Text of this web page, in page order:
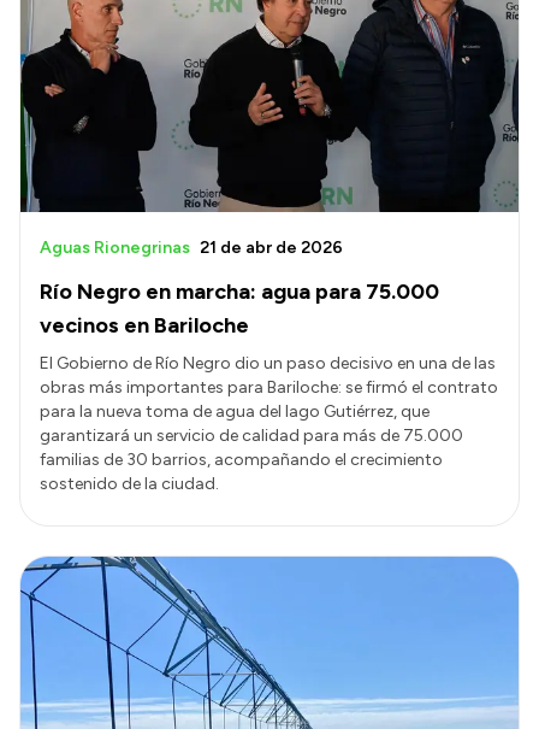
Río Negro en marcha: agua para 75.000
vecinos en Bariloche
Aguas Rionegrinas 21 de abr de 2026
El Gobierno de Río Negro dio un paso decisivo en una de las
obras más importantes para Bariloche: se firmó el contrato
para la nueva toma de agua del lago Gutiérrez, que
garantizará un servicio de calidad para más de 75.000
familias de 30 barrios, acompañando el crecimiento
sostenido de la ciudad.